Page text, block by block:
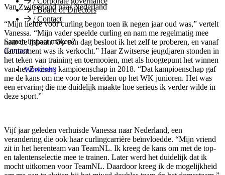
/Board of Directors
/Contact
Samen impact maken?
Contact
Werkenbij
Van Zwitserland naar Nederland
“Mijn liefde voor curling begon toen ik negen jaar oud was,” vertelt
Vanessa. “Mijn vader speelde curling en nam me regelmatig mee
naar de ijsbaan. Op een dag besloot ik het zelf te proberen, en vanaf
dat moment was ik verkocht.” Haar Zwitserse jeugdjaren stonden in
het teken van training en toernooien, met als hoogtepunt het winnen
van het Zwitsers kampioenschap in 2018. “Dat kampioenschap gaf
me de kans om me voor te bereiden op het WK junioren. Het was
een ervaring die me duidelijk maakte hoe serieus ik verder wilde in
deze sport.”
Vijf jaar geleden verhuisde Vanessa naar Nederland, een
verandering die ook haar curlingcarrière beïnvloedde. “Mijn vriend
zit in het herenteam van TeamNL. Ik kreeg de kans om met de top-
en talentenselectie mee te trainen. Later werd het duidelijk dat ik
mocht uitkomen voor TeamNL. Daardoor kreeg ik de mogelijkheid